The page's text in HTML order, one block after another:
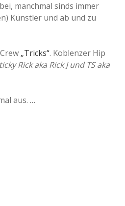
manchmal sinds immer
Künstler und ab und zu
„Tricks“. Koblenzer Hip
Rick aka Rick J und TS aka
aus. …